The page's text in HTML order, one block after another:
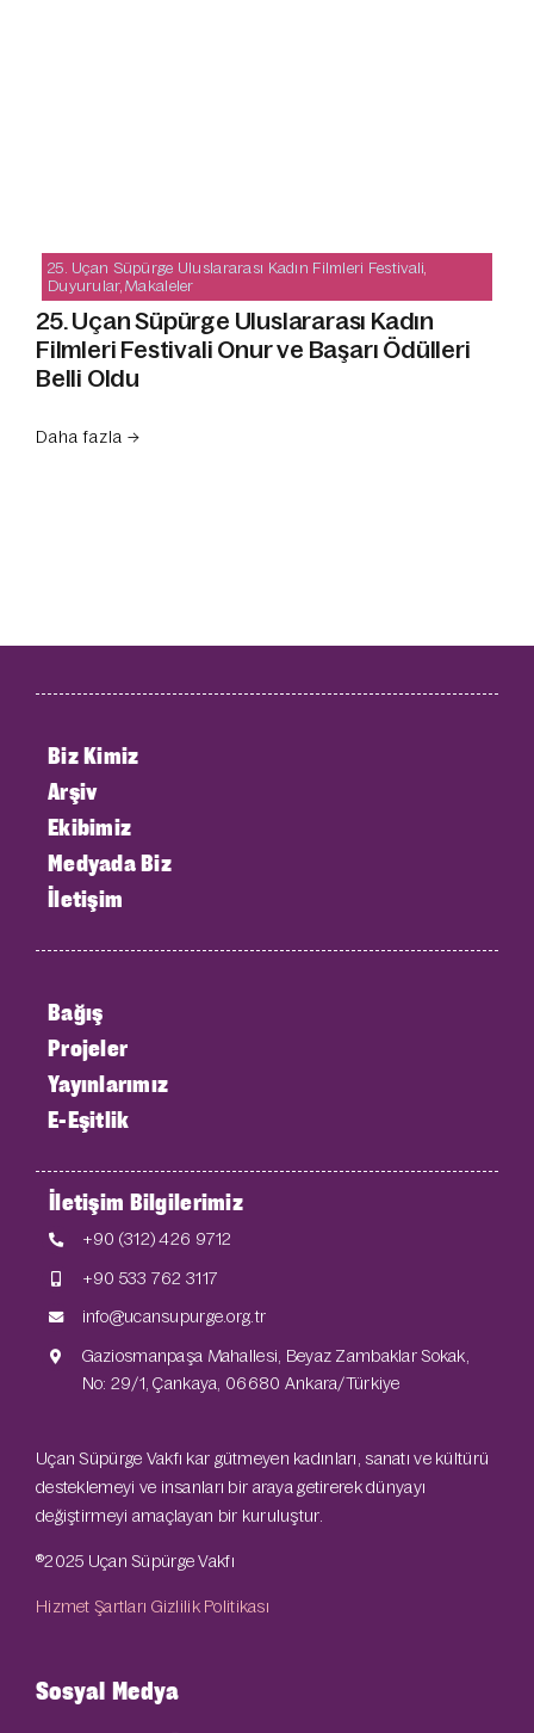
25. Uçan Süpürge Uluslararası Kadın Filmleri Festivali
Duyurular,Makaleler
25. Uçan Süpürge Uluslararası Kadın
Filmleri Festivali Onur ve Başarı Ödülleri
Belli Oldu
Daha fazla →
Biz Kimiz
Arşiv
Ekibimiz
Medyada Biz
İletişim
Bağış
Projeler
Yayınlarımız
E-Eşitlik
İletişim Bilgilerimiz
+90 (312) 426 9712
+90 533 762 3117
info@ucansupurge.org.tr
Gaziosmanpaşa Mahallesi, Beyaz Zambaklar Sokak,
No: 29/1, Çankaya, 06680 Ankara/Türkiye
Uçan Süpürge Vakfı kar gütmeyen kadınları, sanatı ve kültürü
desteklemeyi ve insanları bir araya getirerek dünyayı
değiştirmeyi amaçlayan bir kuruluştur.
®2025 Uçan Süpürge Vakfı
Hizmet Şartları Gizlilik Politikası
Sosyal Medya